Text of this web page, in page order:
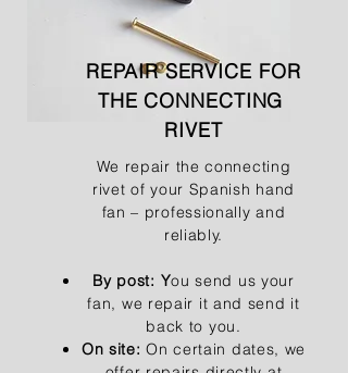
REPAIR SERVICE FOR
THE CONNECTING
RIVET
We repair the connecting
rivet of your Spanish hand
fan – professionally and
reliably.
By post: You send us your
fan, we repair it and send it
back to you.
On site:On certain dates, we